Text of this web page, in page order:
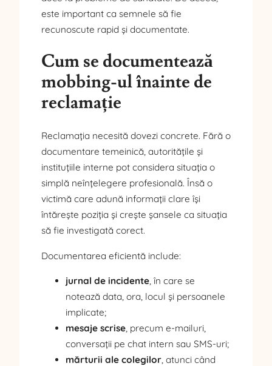
este important ca semnele să fie
recunoscute rapid și documentate.
Cum se documentează
mobbing-ul înainte de
reclamație
Reclamația necesită dovezi concrete. Fără o
documentare temeinică, autoritățile și
instituțiile interne pot considera situația o
simplă neînțelegere profesională. Însă o
victimă care adună informații clare își
întărește poziția și crește șansele ca situația
să fie investigată corect.
Documentarea eficientă include:
jurnal de incidente, în care se
notează data, ora, locul și persoanele
implicate;
mesaje scrise, precum e-mailuri,
conversații pe chat intern sau SMS-uri;
mărturii ale colegilor, atunci când